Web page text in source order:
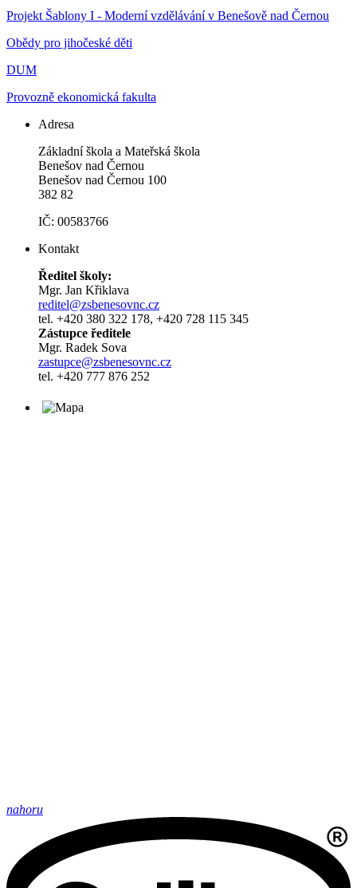
Projekt Šablony I - Moderní vzdělávání v Benešově nad Černou
Obědy pro jihočeské děti
DUM
Provozně ekonomická fakulta
Adresa
Základní škola a Mateřská škola
Benešov nad Černou
Benešov nad Černou 100
382 82
IČ: 00583766
Kontakt
Ředitel školy:
Mgr. Jan Křiklava
reditel@zsbenesovnc.cz
tel. +420 380 322 178, +420 728 115 345
Zástupce ředitele
Mgr. Radek Sova
zastupce@zsbenesovnc.cz
tel. +420 777 876 252
nahoru